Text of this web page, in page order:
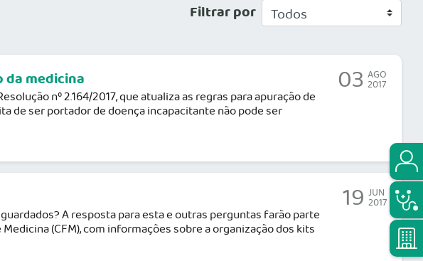
Filtrar por
da medicina
nº 2.164/2017, que atualiza as regras para apuração de
de ser portador de doença incapacitante não pode ser
03 AGO
2017
A resposta para esta e outras perguntas farão parte
(CFM), com informações sobre a organização dos kits
19 JUN
2017